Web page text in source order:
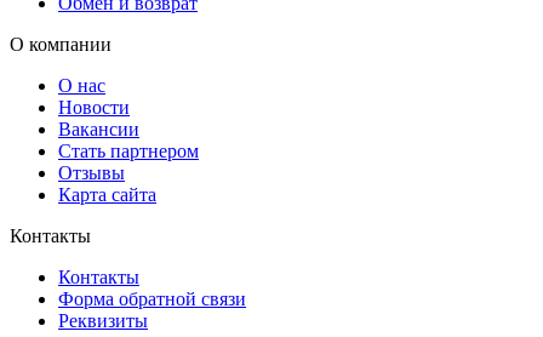
О компании
О нас
Новости
Вакансии
Стать партнером
Отзывы
Карта сайта
Контакты
Контакты
Форма обратной связи
Реквизиты